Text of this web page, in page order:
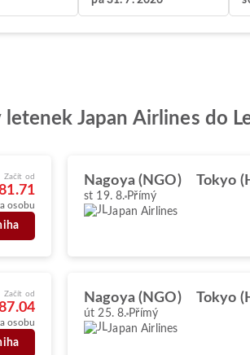
Japan Airlines do
Začít od
osobu
Nagoya (NGO) Tokyo
st 19. 8. Přímý
Japan Airlines
Začít od
osobu
Nagoya (NGO) Tokyo
út 25. 8. Přímý
Japan Airlines